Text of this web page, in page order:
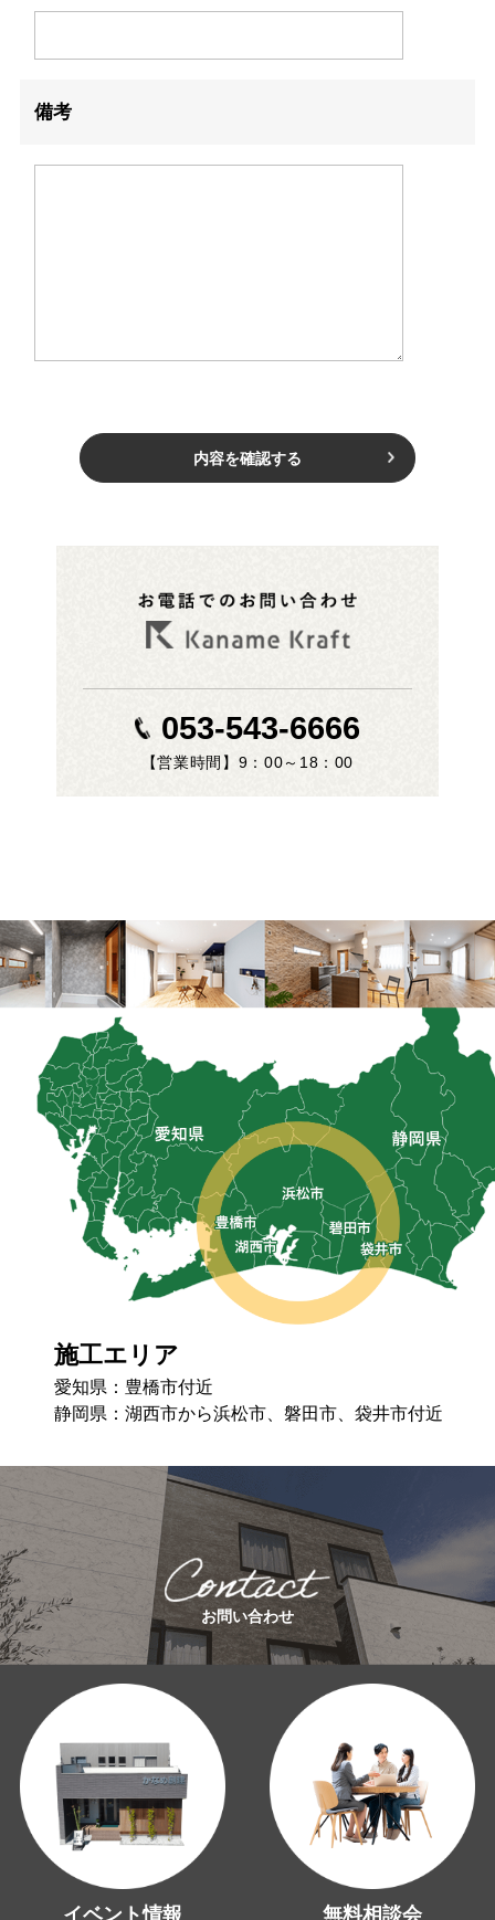
備考
053-543-6666
【営業時間】9：00～18：00
施工エリア
愛知県：豊橋市付近
静岡県：湖⻄市から浜松市、磐⽥市、袋井市付近
お問い合わせ
イベント情報 無料相談会